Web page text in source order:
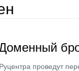
проведут